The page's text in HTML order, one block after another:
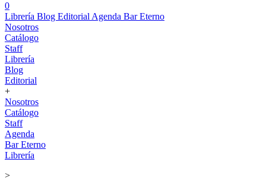
0
Librería Blog Editorial Agenda Bar Eterno
Nosotros
Catálogo
Staff
Librería
Blog
Editorial
+
Nosotros
Catálogo
Staff
Agenda
Bar Eterno
Librería
>